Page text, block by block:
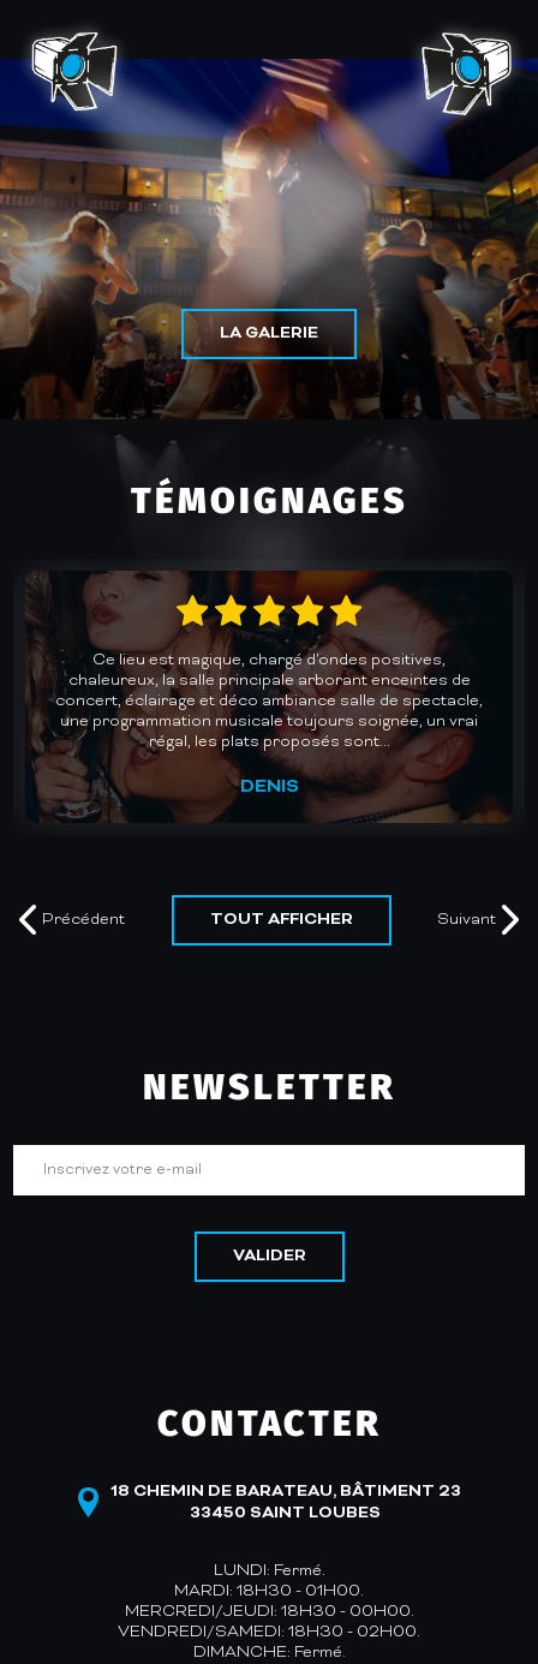
LA GALERIE
TÉMOIGNAGES
Un accueil chaleureux et une cuisine au top dans une
des plus belles salles de concerts de Gironde. Des lives
avec des groupes de qualité pour des soirées dansantes
mémorables. Un plaisir chaque fois renouvelé. Je
recommande vivement.
MURIEL
Précédent TOUT AFFICHER Suivant
NEWSLETTER
VALIDER
CONTACTER
18 CHEMIN DE BARATEAU, BÂTIMENT 23
33450 SAINT LOUBES
LUNDI: Fermé.
MARDI: 18H30 - 01H00.
MERCREDI/JEUDI: 18H30 - 00H00.
VENDREDI/SAMEDI: 18H30 - 02H00.
DIMANCHE: Fermé.